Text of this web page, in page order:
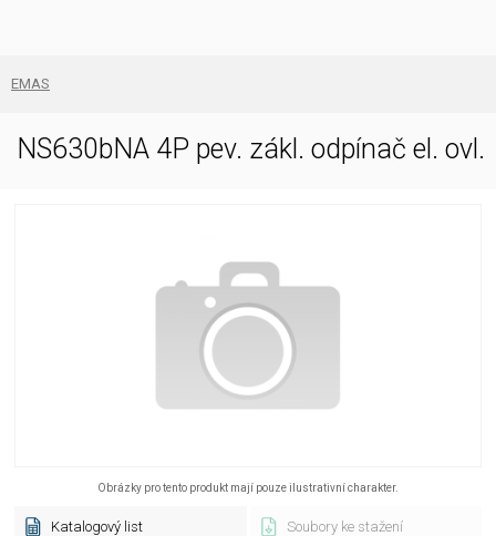
EMAS
NS630bNA 4P pev. zákl. odpínač el. ovl.
Obrázky pro tento produkt mají pouze ilustrativní charakter.
Katalogový list Soubory ke stažení